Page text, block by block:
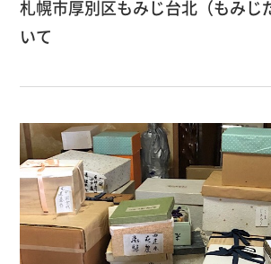
札幌市厚別区もみじ台北（もみじ
いて